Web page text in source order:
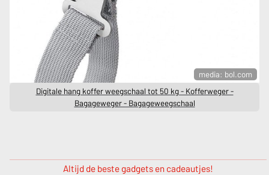
media: bol.com
Digitale hang koffer weegschaal tot 50 kg - Kofferweger -
Bagageweger - Bagageweegschaal
Altijd de beste gadgets en cadeautjes!